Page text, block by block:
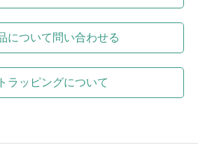
について問い合わせる
ラッピングについて